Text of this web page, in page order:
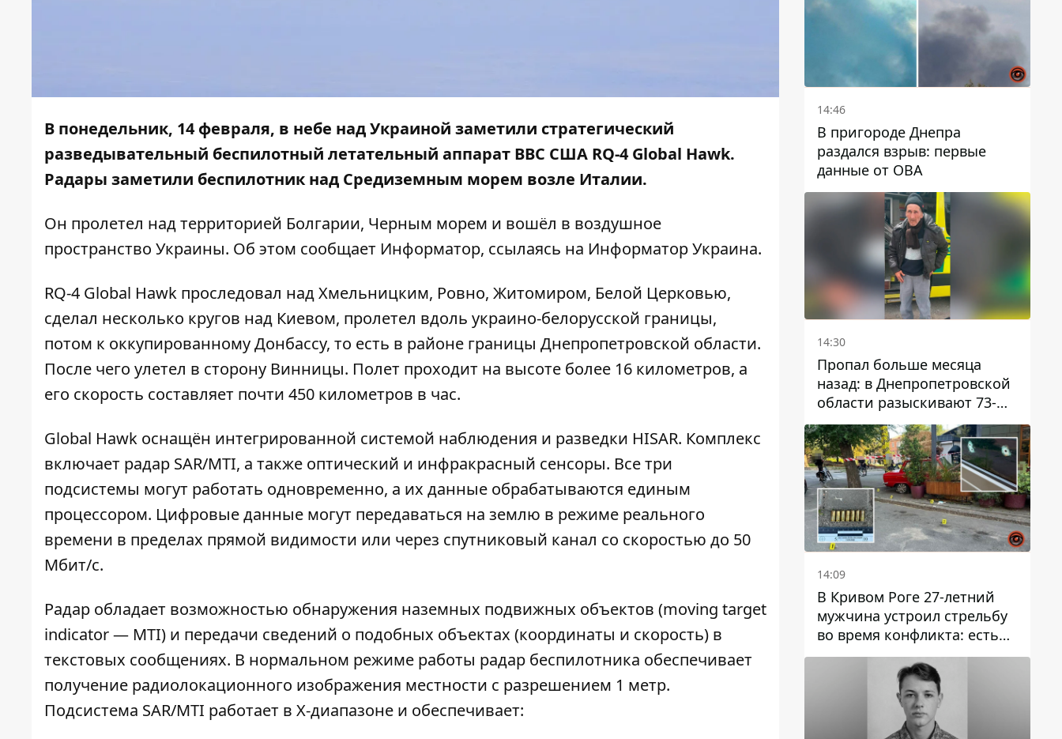
В понедельник, 14 февраля, в небе над Украиной заметили стратегический
разведывательный беспилотный летательный аппарат ВВС США RQ-4 Global Hawk.
Радары заметили беспилотник над Средиземным морем возле Италии.
Он пролетел над территорией Болгарии, Черным морем и вошёл в воздушное
пространство Украины. Об этом сообщает Информатор, ссылаясь на Информатор Украина.
RQ-4 Global Hawk проследовал над Хмельницким, Ровно, Житомиром, Белой Церковью,
сделал несколько кругов над Киевом, пролетел вдоль украино-белорусской границы,
потом к оккупированному Донбассу, то есть в районе границы Днепропетровской области.
После чего улетел в сторону Винницы. Полет проходит на высоте более 16 километров, а
его скорость составляет почти 450 километров в час.
Global Hawk оснащён интегрированной системой наблюдения и разведки HISAR. Комплекс
включает радар SAR/MTI, а также оптический и инфракрасный сенсоры. Все три
подсистемы могут работать одновременно, а их данные обрабатываются единым
процессором. Цифровые данные могут передаваться на землю в режиме реального
времени в пределах прямой видимости или через спутниковый канал со скоростью до 50
Мбит/с.
Радар обладает возможностью обнаружения наземных подвижных объектов (moving target
indicator — MTI) и передачи сведений о подобных объектах (координаты и скорость) в
текстовых сообщениях. В нормальном режиме работы радар беспилотника обеспечивает
получение радиолокационного изображения местности с разрешением 1 метр.
Подсистема SAR/MTI работает в X-диапазоне и обеспечивает:
14:46
В пригороде Днепра
раздался взрыв: первые
данные от ОВА
14:30
Пропал больше месяца
назад: в Днепропетровской
области разыскивают 73-
летнего мужчину
14:09
В Кривом Роге 27-летний
мужчина устроил стрельбу
во время конфликта: есть
раненый